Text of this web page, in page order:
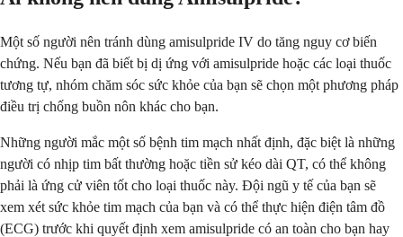
Một số người nên tránh dùng amisulpride IV do tăng nguy cơ biến
chứng. Nếu bạn đã biết bị dị ứng với amisulpride hoặc các loại thuốc
tương tự, nhóm chăm sóc sức khỏe của bạn sẽ chọn một phương pháp
điều trị chống buồn nôn khác cho bạn.
Những người mắc một số bệnh tim mạch nhất định, đặc biệt là những
người có nhịp tim bất thường hoặc tiền sử kéo dài QT, có thể không
phải là ứng cử viên tốt cho loại thuốc này. Đội ngũ y tế của bạn sẽ
xem xét sức khỏe tim mạch của bạn và có thể thực hiện điện tâm đồ
(ECG) trước khi quyết định xem amisulpride có an toàn cho bạn hay